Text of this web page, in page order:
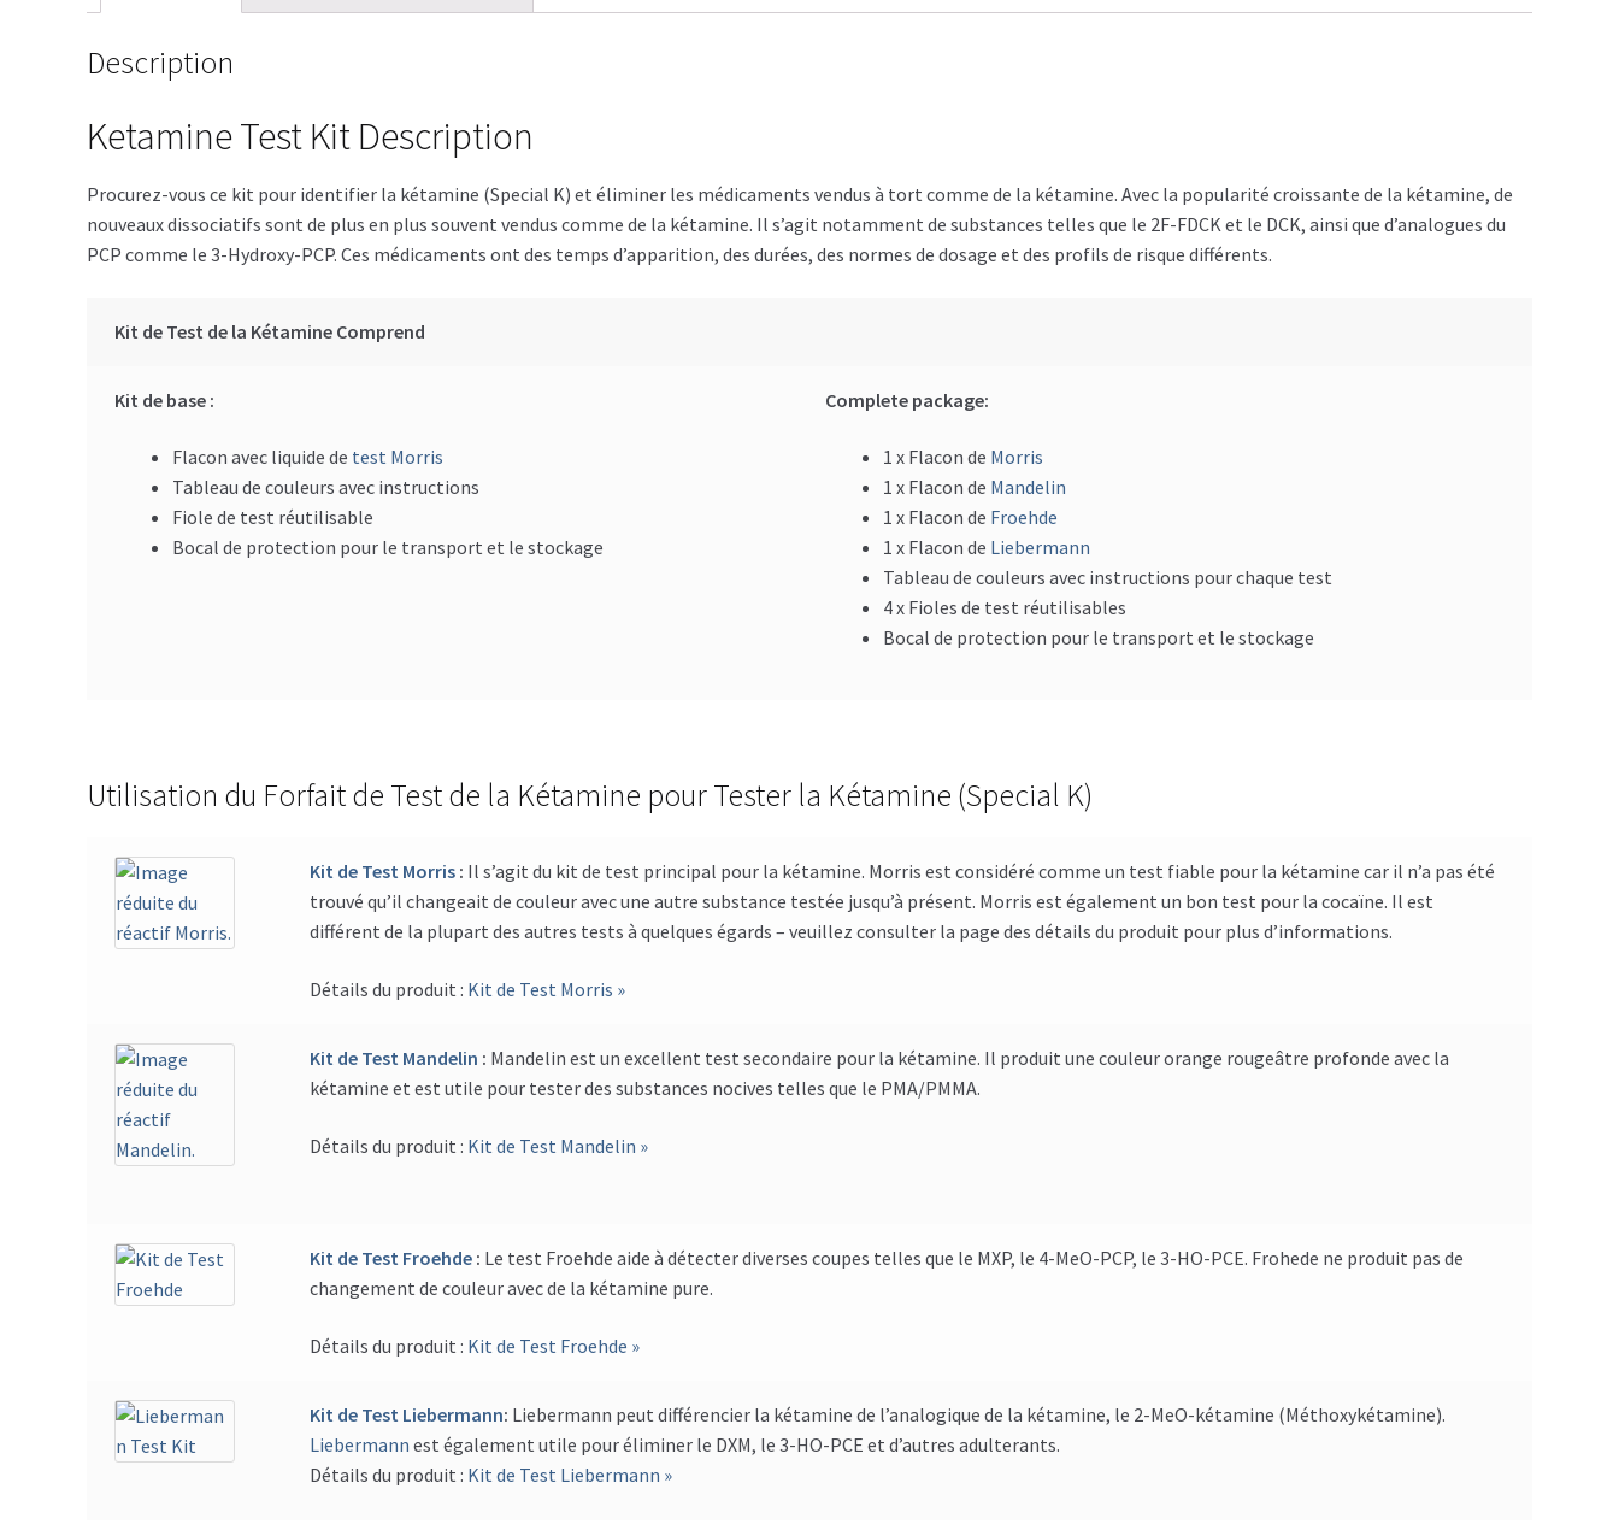
Description
Ketamine Test Kit Description
Procurez-vous ce kit pour identifier la kétamine (Special K) et éliminer les médicaments vendus à tort comme de la kétamine. Avec la popularité croissante de la kétamine, de
nouveaux dissociatifs sont de plus en plus souvent vendus comme de la kétamine. Il s’agit notamment de substances telles que le 2F-FDCK et le DCK, ainsi que d’analogues du
PCP comme le 3-Hydroxy-PCP. Ces médicaments ont des temps d’apparition, des durées, des normes de dosage et des profils de risque différents.
Kit de Test de la Kétamine Comprend
Kit de base :
Flacon avec liquide de test Morris
Tableau de couleurs avec instructions
Fiole de test réutilisable
Bocal de protection pour le transport et le stockage
Complete package:
1 x Flacon de Morris
1 x Flacon de Mandelin
1 x Flacon de Froehde
1 x Flacon de Liebermann
Tableau de couleurs avec instructions pour chaque test
4 x Fioles de test réutilisables
Bocal de protection pour le transport et le stockage
Utilisation du Forfait de Test de la Kétamine pour Tester la Kétamine (Special K)
Kit de Test Morris: Il s’agit du kit de test principal pour la kétamine. Morris est considéré comme un test fiable pour la kétamine car il n’a pas été
trouvé qu’il changeait de couleur avec une autre substance testée jusqu’à présent. Morris est également un bon test pour la cocaïne. Il est
différent de la plupart des autres tests à quelques égards – veuillez consulter la page des détails du produit pour plus d’informations.
Détails du produit : Kit de Test Morris »
Kit de Test Mandelin : Mandelin est un excellent test secondaire pour la kétamine. Il produit une couleur orange rougeâtre profonde avec la
kétamine et est utile pour tester des substances nocives telles que le PMA/PMMA.
Détails du produit : Kit de Test Mandelin »
Kit de Test Froehde: Le test Froehde aide à détecter diverses coupes telles que le MXP, le 4-MeO-PCP, le 3-HO-PCE. Frohede ne produit pas de
changement de couleur avec de la kétamine pure.
Détails du produit : Kit de Test Froehde »
Kit de Test Liebermann: Liebermann peut différencier la kétamine de l’analogique de la kétamine, le 2-MeO-kétamine (Méthoxykétamine).
Liebermann est également utile pour éliminer le DXM, le 3-HO-PCE et d’autres adulterants.
Détails du produit : Kit de Test Liebermann »